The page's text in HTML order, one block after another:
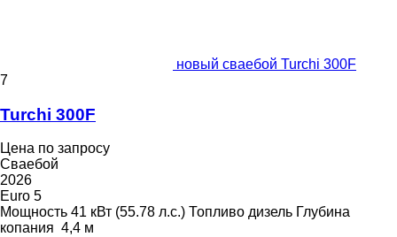
новый сваебой Turchi 300F
7
Turchi 300F
Цена по запросу
Сваебой
2026
Euro 5
Мощность 41 кВт (55.78 л.с.) Топливо дизель Глубина
копания 4,4 м